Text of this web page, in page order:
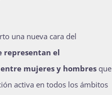
una nueva cara del
representan el
mujeres y hombres que
activa en todos los ámbitos